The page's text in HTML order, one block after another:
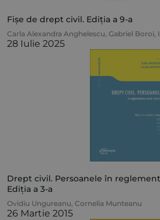
Fișe de drept civil. Ediția a 9-a
Carla Alexandra Anghelescu, Gabriel Boroi,
28 Iulie 2025
Drept civil. Persoanele în
Ediția a 3-a
Ovidiu Ungureanu, Cornelia Munteanu
26 Martie 2015